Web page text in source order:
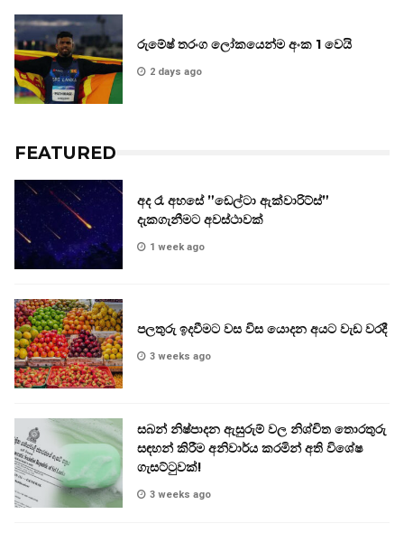
රුමේෂ් තරංග ලෝකයෙන්ම අංක 1 වෙයි
2 days ago
FEATURED
අද රෑ අහසේ ”ඩෙල්ටා ඇක්වාරිට්ස්”
දැකගැනීමට අවස්ථාවක්
1 week ago
පලතුරු ඉදවීමට වස විස යොදන අයට වැඩ වරදී
3 weeks ago
සබන් නිෂ්පාදන ඇසුරුම් වල නිශ්චිත තොරතුරු
සඳහන් කිරීම අනිවාර්ය කරමින් අති විශේෂ
ගැසට්ටුවක්!
3 weeks ago